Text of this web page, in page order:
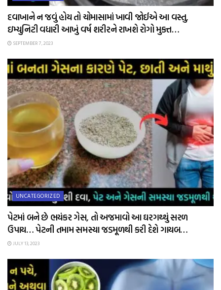
દવાખાને ન જવું હોય તો ચોમાસામાં ખાવી જોઈએ આ વસ્તુ,
ઇમ્યુનિટી વધારી આખું વર્ષ શરીરને રાખશે રોગો મુક્ત…
SEPTEMBER 7, 2023
UNCATEGORIZED
પેટમાં બને છે ભયંકર ગેસ, તો અજમાવો આ ઘરગથ્થું સરળ
ઉપાય… પેટની તમામ સમસ્યા જડમૂળથી કરી દેશે ગાયબ…
JULY 13, 2023